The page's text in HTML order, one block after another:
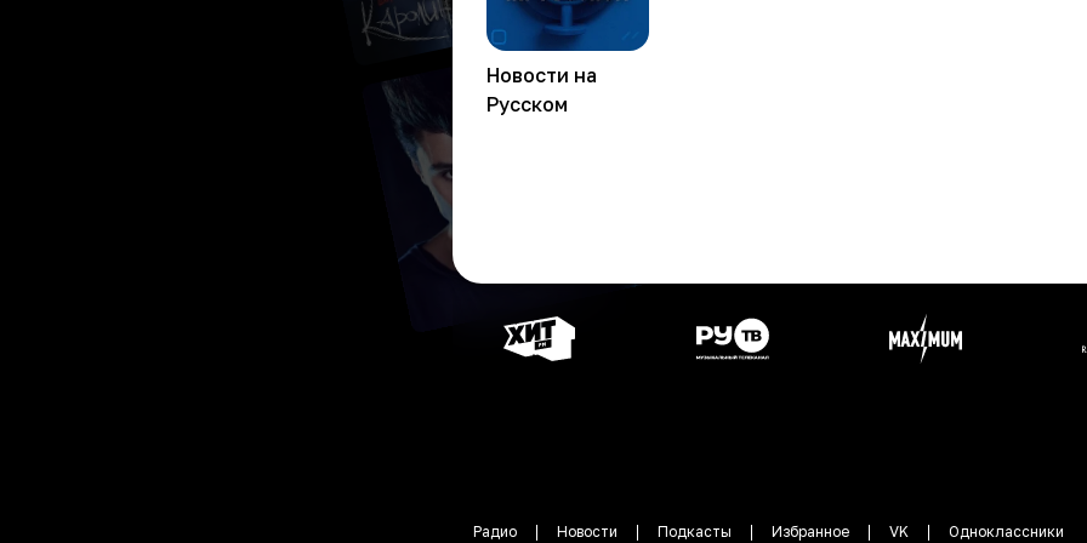
Новости на
Русском
Радио Новости Подкасты Избранное VK Одноклассники